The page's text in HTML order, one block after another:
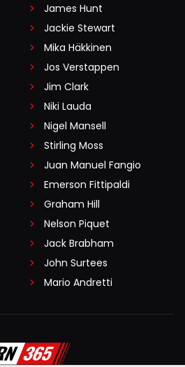
James Hunt
Jackie Stewart
Mika Häkkinen
Jos Verstappen
Jim Clark
Niki Lauda
Nigel Mansell
Stirling Moss
Juan Manuel Fangio
Emerson Fittipaldi
Graham Hill
Nelson Piquet
Jack Brabham
John Surtees
Mario Andretti